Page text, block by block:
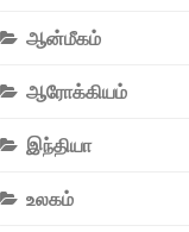
ஆன்மீகம்
ஆரோக்கியம்
இந்தியா
உலகம்